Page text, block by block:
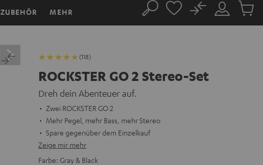
ZUBEHÖR MEHR Suche
Mein
Konto
No
Artikel
(118)
ROCKSTER GO 2 Stereo-Set
Dreh dein Abenteuer auf.
Zwei ROCKSTER GO 2
Mehr Pegel, mehr Bass, mehr Stereo
Spare gegenüber dem Einzelkauf
Zeige mir mehr
Farbe: Gray & Black